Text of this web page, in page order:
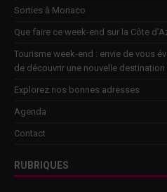
Sorties à Monaco
Que faire ce week-end sur la Côte
Tourisme week-end : envie de vous
de découvrir une nouvelle destination
Explorez nos bonnes adresses
Agenda
Contact
RUBRIQUES